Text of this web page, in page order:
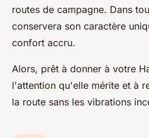
routes de campagne. Dans
conservera son caractère
confort accru.
Alors, prêt à donner à votre
l'attention qu'elle mérite et à
la route sans les vibrations